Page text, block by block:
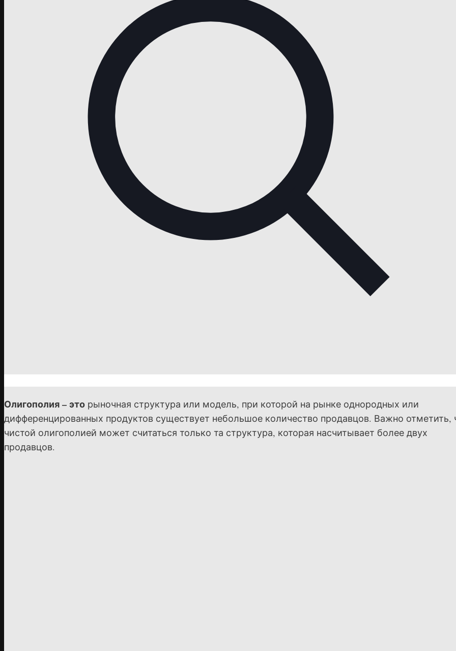
Олигополия – это рыночная структура или модель, при которой на рынке однородных или
дифференцированных продуктов существует небольшое количество продавцов. Важно отметить,
чистой олигополией может считаться только та структура, которая насчитывает более двух
продавцов.